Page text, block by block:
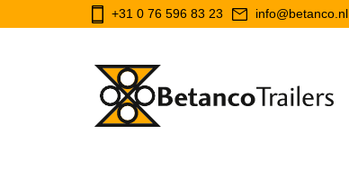
+31 0 76 596 83 23 info@betanco.nl